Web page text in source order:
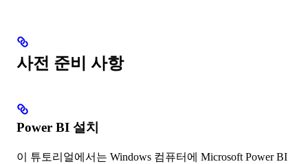
사전 준비 사항
Power BI 설치
이 튜토리얼에서는 Windows 컴퓨터에 Microsoft Power BI